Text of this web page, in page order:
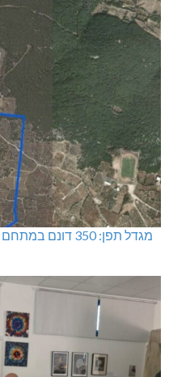
מגדל תפן: 350 דונם במתחם חדש